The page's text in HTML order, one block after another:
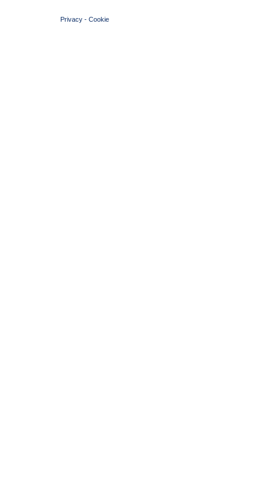
Privacy - Cookie